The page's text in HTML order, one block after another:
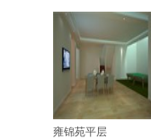
雍锦苑平层